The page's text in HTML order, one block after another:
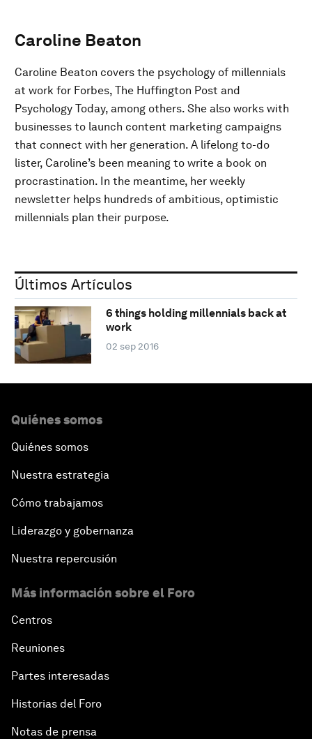
Caroline Beaton
Caroline Beaton covers the psychology of millennials
at work for Forbes, The Huffington Post and
Psychology Today, among others. She also works with
businesses to launch content marketing campaigns
that connect with her generation. A lifelong to-do
lister, Caroline’s been meaning to write a book on
procrastination. In the meantime, her weekly
newsletter helps hundreds of ambitious, optimistic
millennials plan their purpose.
Últimos Artículos
6 things holding millennials back at
work
02 sep 2016
Quiénes somos
Quiénes somos
Nuestra estrategia
Cómo trabajamos
Liderazgo y gobernanza
Nuestra repercusión
Más información sobre el Foro
Centros
Reuniones
Partes interesadas
Historias del Foro
Notas de prensa